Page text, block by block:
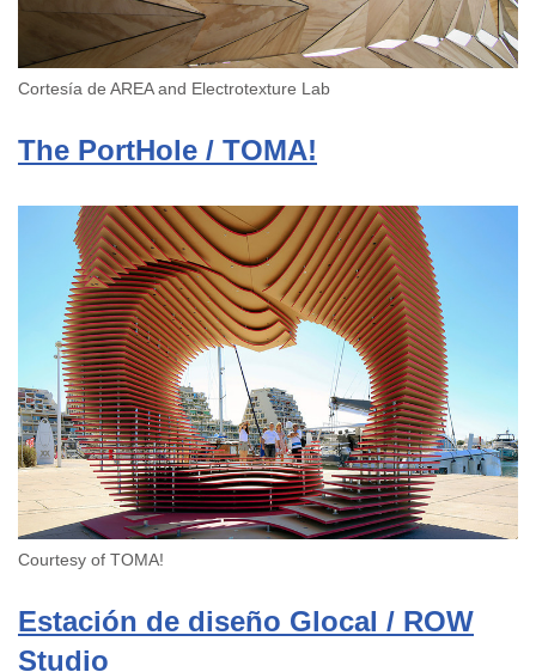
Cortesía de AREA and Electrotexture Lab
The PortHole / TOMA!
Courtesy of TOMA!
Estación de diseño Glocal / ROW
Studio